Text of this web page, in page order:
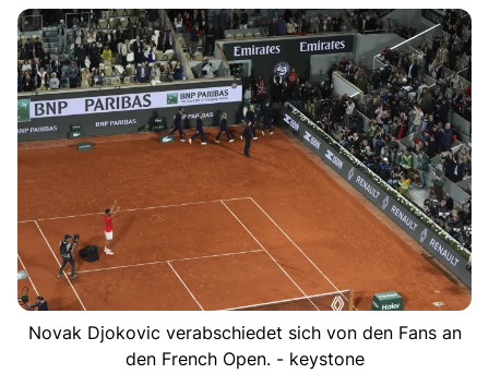
Novak Djokovic verabschiedet sich von den Fans an
den French Open. - keystone